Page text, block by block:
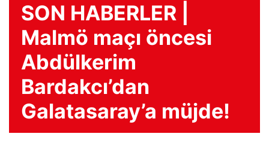
SON HABERLER |
Malmö maçı öncesi
Abdülkerim
Bardakcı’dan
Galatasaray’a müjde!